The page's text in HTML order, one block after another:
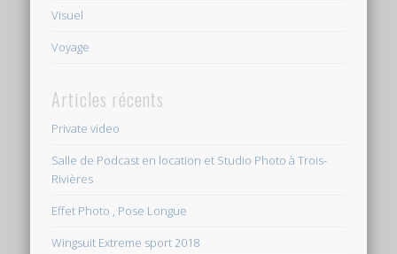
Visuel
Voyage
Articles récents
Private video
Salle de Podcast en location et Studio Photo à Trois-
Rivières
Effet Photo , Pose Longue
Wingsuit Extreme sport 2018